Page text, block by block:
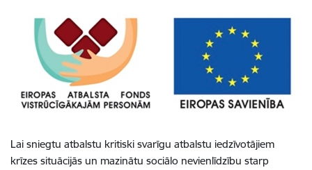
Lai sniegtu atbalstu kritiski svarīgu atbalstu iedzīvotājiem
krīzes situācijās un mazinātu sociālo nevienlīdzību starp